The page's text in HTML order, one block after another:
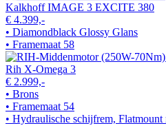
Kalkhoff IMAGE 3 EXCITE 380
€ 4.399,-
• Diamondblack Glossy Glans
• Framemaat 58
Rih X-Omega 3
€ 2.999,-
• Brons
• Framemaat 54
• Hydraulische schijfrem, Flatmount